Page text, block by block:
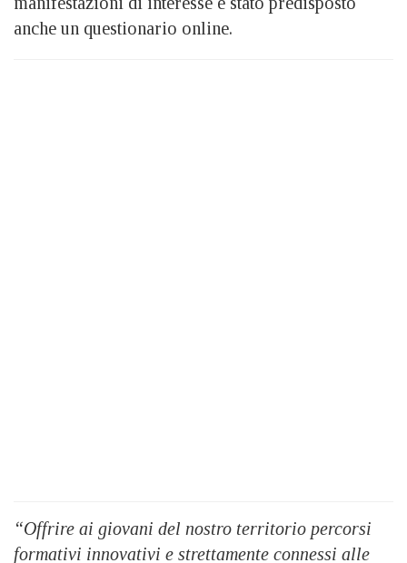
anche un questionario online.
“Offrire ai giovani del nostro territorio percorsi
formativi innovativi e strettamente connessi alle